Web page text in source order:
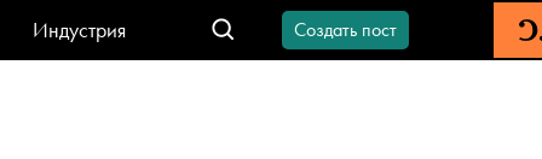
Индустрия
Создать пост